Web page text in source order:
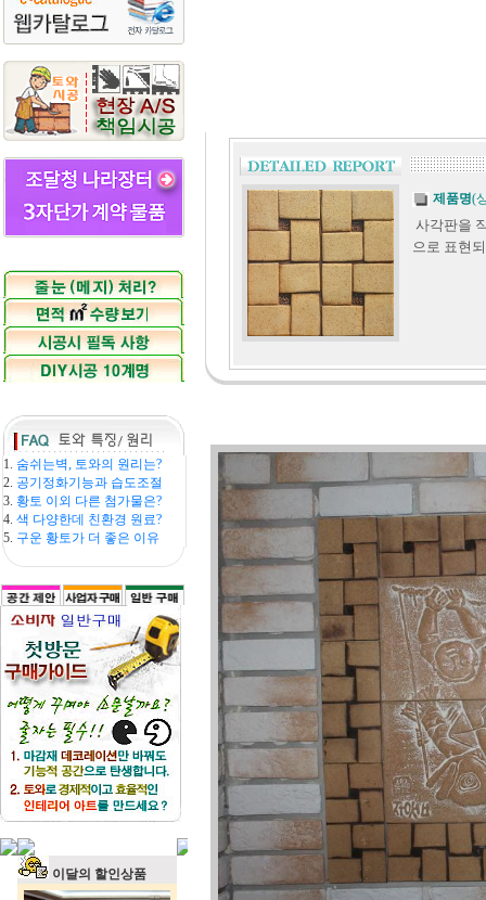
1. 숨쉬는벽, 토와의 원리는?
2. 공기정화기능과 습도조절
3.황토 이외 다른 첨가물은?
4.색 다양한데 친환경 원료?
5. 구운 황토가 더 좋은 이유
이달의 할인상품
제품명(
사각판을
으로 표현